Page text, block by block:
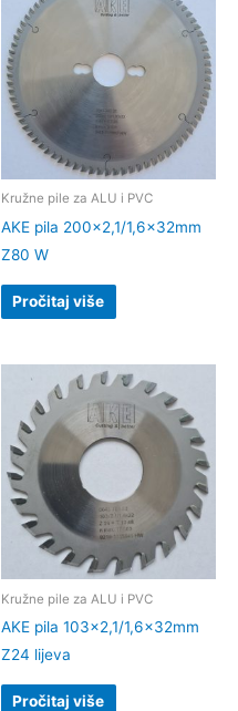
Kružne pile za ALU i PVC
AKE pila 200×2,1/1,6x32mm
Z80 W
Pročitaj više
Kružne pile za ALU i PVC
AKE pila 103×2,1/1,6x32mm
Z24 lijeva
Pročitaj više